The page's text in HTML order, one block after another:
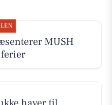
MUSH